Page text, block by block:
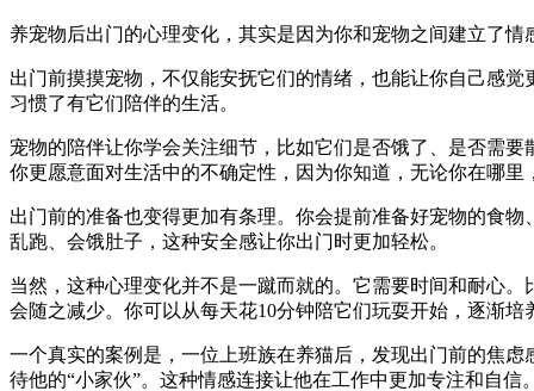
养宠物后出门的心理变化，其实是因为你和宠物之间建立了
出门前摸摸宠物，不仅能安抚它们的情绪，也能让你自己感
习惯了有它们陪伴的生活。
宠物的陪伴让你学会关注细节，比如它们是否饿了、是否需
你更愿意面对生活中的不确定性，因为你知道，无论你在哪
出门前的准备也变得更加有条理。你会提前准备好宠物的食
乱跑、会饿肚子，这种安全感让你出门时更加轻松。
当然，这种心理变化并不是一蹴而就的。它需要时间和耐心
会随之减少。你可以从每天花10分钟陪它们玩耍开始，逐渐培
一个真实的案例是，一位上班族在养猫后，发现出门前的焦
待他的“小家伙”。这种情感连接让他在工作中更加专注和自信